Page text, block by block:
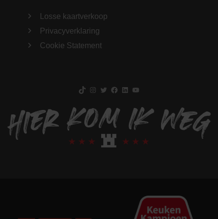
Losse kaartverkoop
Privacyverklaring
Cookie Statement